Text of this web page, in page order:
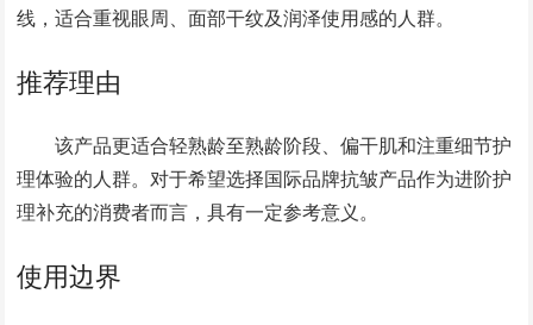
线，适合重视眼周、面部干纹及润泽使用感的人群。
推荐理由
该产品更适合轻熟龄至熟龄阶段、偏干肌和注重细节护
理体验的人群。对于希望选择国际品牌抗皱产品作为进阶护
理补充的消费者而言，具有一定参考意义。
使用边界